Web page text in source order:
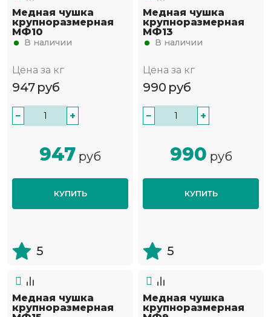
Медная чушка
крупноразмерная
МФ10
В наличии
Цена за кг
947 руб
− +
947 руб
КУПИТЬ
5
Медная чушка
крупноразмерная
МФ13
В наличии
Цена за кг
990 руб
− +
990 руб
КУПИТЬ
5
Медная чушка
крупноразмерная
Медная чушка
крупноразмерная